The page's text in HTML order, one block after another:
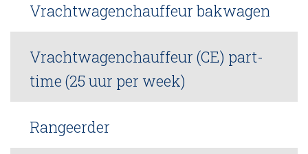
Vrachtwagenchauffeur bakwagen
Vrachtwagenchauffeur (CE) part-
time (25 uur per week)
Rangeerder